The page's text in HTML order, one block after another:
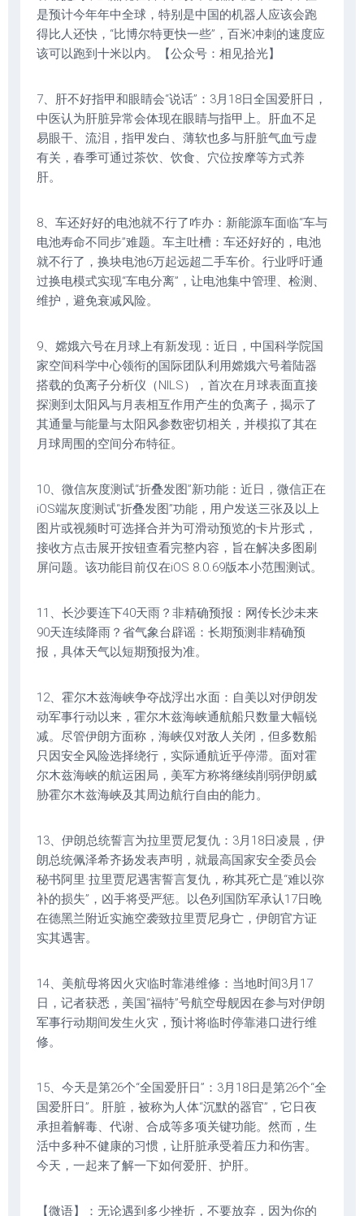
是预计今年年中全球，特别是中国的机器人应该会跑
得比人还快，“比博尔特更快一些”，百米冲刺的速度应
该可以跑到十米以内。【公众号：相见拾光】
7、肝不好指甲和眼睛会“说话”：3月18日全国爱肝日，
中医认为肝脏异常会体现在眼睛与指甲上。肝血不足
易眼干、流泪，指甲发白、薄软也多与肝脏气血亏虚
有关，春季可通过茶饮、饮食、穴位按摩等方式养
肝。
8、车还好好的电池就不行了咋办：新能源车面临“车与
电池寿命不同步”难题。车主吐槽：车还好好的，电池
就不行了，换块电池6万起远超二手车价。行业呼吁通
过换电模式实现“车电分离”，让电池集中管理、检测、
维护，避免衰减风险。
9、嫦娥六号在月球上有新发现：近日，中国科学院国
家空间科学中心领衔的国际团队利用嫦娥六号着陆器
搭载的负离子分析仪（NILS），首次在月球表面直接
探测到太阳风与月表相互作用产生的负离子，揭示了
其通量与能量与太阳风参数密切相关，并模拟了其在
月球周围的空间分布特征。
10、微信灰度测试“折叠发图”新功能：近日，微信正在
iOS端灰度测试“折叠发图”功能，用户发送三张及以上
图片或视频时可选择合并为可滑动预览的卡片形式，
接收方点击展开按钮查看完整内容，旨在解决多图刷
屏问题。该功能目前仅在iOS 8.0.69版本小范围测试。
11、长沙要连下40天雨？非精确预报：网传长沙未来
90天连续降雨？省气象台辟谣：长期预测非精确预
报，具体天气以短期预报为准。
12、霍尔木兹海峡争夺战浮出水面：自美以对伊朗发
动军事行动以来，霍尔木兹海峡通航船只数量大幅锐
减。尽管伊朗方面称，海峡仅对敌人关闭，但多数船
只因安全风险选择绕行，实际通航近乎停滞。面对霍
尔木兹海峡的航运困局，美军方称将继续削弱伊朗威
胁霍尔木兹海峡及其周边航行自由的能力。
13、伊朗总统誓言为拉里贾尼复仇：3月18日凌晨，伊
朗总统佩泽希齐扬发表声明，就最高国家安全委员会
秘书阿里·拉里贾尼遇害誓言复仇，称其死亡是“难以弥
补的损失”，凶手将受严惩。以色列国防军承认17日晚
在德黑兰附近实施空袭致拉里贾尼身亡，伊朗官方证
实其遇害。
14、美航母将因火灾临时靠港维修：当地时间3月17
日，记者获悉，美国“福特”号航空母舰因在参与对伊朗
军事行动期间发生火灾，预计将临时停靠港口进行维
修。
15、今天是第26个“全国爱肝日”：3月18日是第26个“全
国爱肝日”。肝脏，被称为人体“沉默的器官”，它日夜
承担着解毒、代谢、合成等多项关键功能。然而，生
活中多种不健康的习惯，让肝脏承受着压力和伤害。
今天，一起来了解一下如何爱肝、护肝。
【微语】：无论遇到多少挫折，不要放弃，因为你的